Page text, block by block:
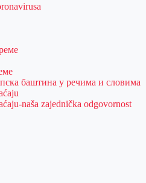
баштина у речима и словима
naša zajednička odgovornost